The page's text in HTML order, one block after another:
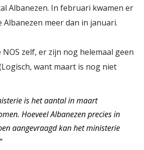
Albanezen. In februari kwamen er
Albanezen meer dan in januari.
zelf, er zijn nog helemaal geen
want maart is nog niet
is het aantal in maart
Hoeveel Albanezen precies in
aangevraagd kan het ministerie